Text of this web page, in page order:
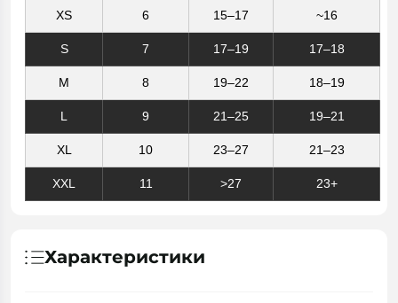
XS 6 15–17 ~16
S 7 17–19 17–18
M 8 19–22 18–19
L 9 21–25 19–21
XL 10 23–27 21–23
XXL 11 >27 23+
Характеристики